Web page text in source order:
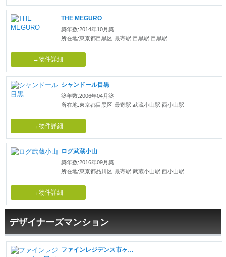
THE MEGURO
築年数:2014年10月築
所在地:東京都目黒区 最寄駅:目黒駅 目黒駅
→物件詳細
シャンドール目黒
築年数:2006年04月築
所在地:東京都目黒区 最寄駅:武蔵小山駅 西小山駅
→物件詳細
ログ武蔵小山
築年数:2016年09月築
所在地:東京都品川区 最寄駅:武蔵小山駅 西小山駅
→物件詳細
デザイナーズマンション
ファインレジデンス市ヶ尾ディアスタ